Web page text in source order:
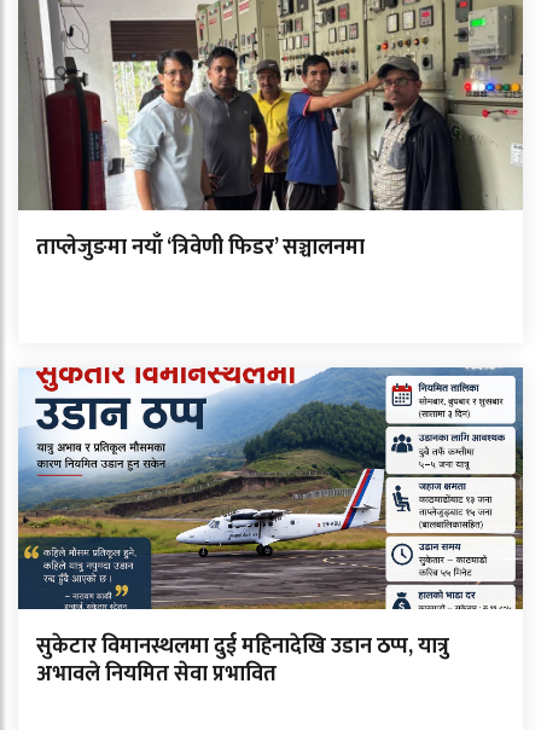
ताप्लेजुङमा नयाँ ‘त्रिवेणी फिडर’ सञ्चालनमा
सुकेटार विमानस्थलमा दुई महिनादेखि उडान ठप्प, यात्रु
अभावले नियमित सेवा प्रभावित